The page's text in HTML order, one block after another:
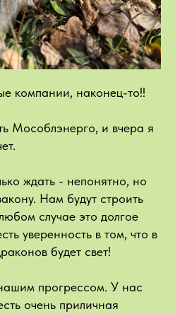
компании, наконец-то!!
Мособлэнерго, и вчера я
ждать - непонятно, но
Нам будут строить
случае это долгое
уверенность в том, что в
будет свет!
прогрессом. У нас
очень приличная